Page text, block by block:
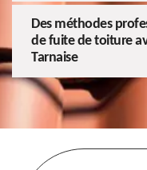
Des méthodes
de fuite de toiture
Tarnaise